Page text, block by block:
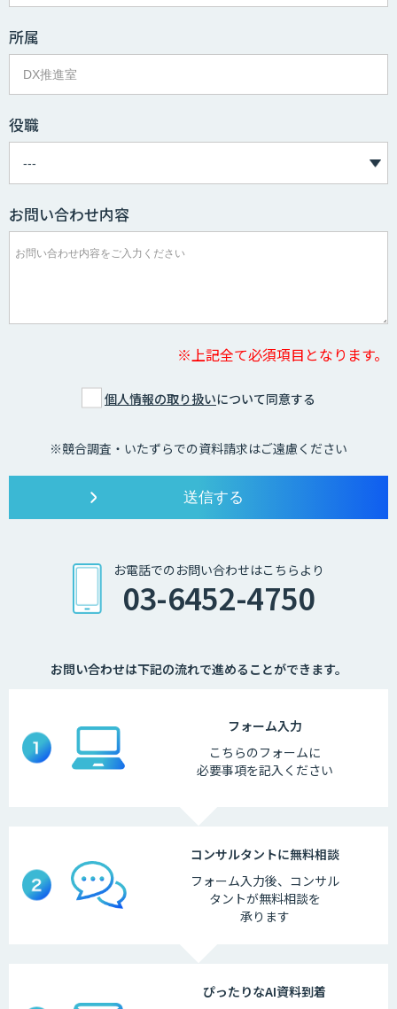
所属
役職
お問い合わせ内容
※上記全て必須項目となります。
個人情報の取り扱いについて同意する
※競合調査・いたずらでの資料請求はご遠慮ください
お電話でのお問い合わせはこちらより
03-6452-4750
お問い合わせは下記の流れで進めることができます。
フォーム入力
こちらのフォームに
必要事項を記入ください
コンサルタントに無料相談
フォーム入力後、 コンサル
タントが無料相談を
承ります
ぴったりなAI資料到着